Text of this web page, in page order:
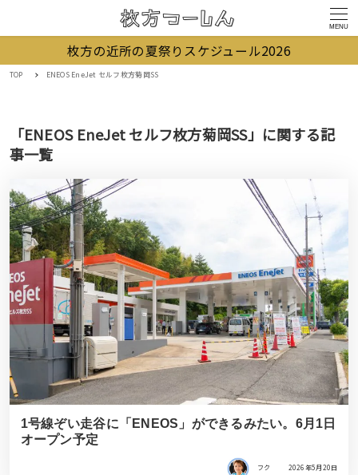
MENU
枚方の近所の夏祭りスケジュール2026
TOP ENEOS EneJet セルフ枚方菊岡SS
「ENEOS EneJet セルフ枚方菊岡SS」に関する記
事一覧
1号線ぞい走谷に「ENEOS」ができるみたい。6月1日
オープン予定
フク 2026年5月20日